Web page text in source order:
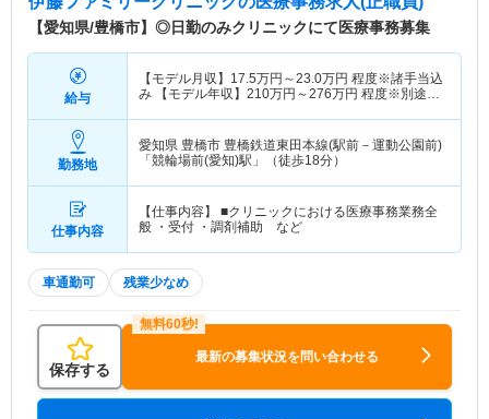
【愛知県/豊橋市】◎日勤のみクリニックにて医療事務募集
給与
【モデル月収】 17.5万円～23.0万円 程度※諸手当込
み 【モデル年収】 210万円～276万円 程度※別途賞
勤務地
愛知県 豊橋市 豊橋鉄道東田本線(駅前－運動公園前)
「競輪場前(愛知)駅」（徒歩18分）
仕事内容
【仕事内容】 ■クリニックにおける医療事務業務全
般 ・受付 ・調剤補助 など
車通勤可 残業少なめ
保存する
最新の募集状況を問い合わせる